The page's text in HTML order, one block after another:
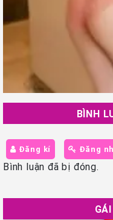
BÌNH
Đăng kí Đăng
Bình luận đã bị đóng.